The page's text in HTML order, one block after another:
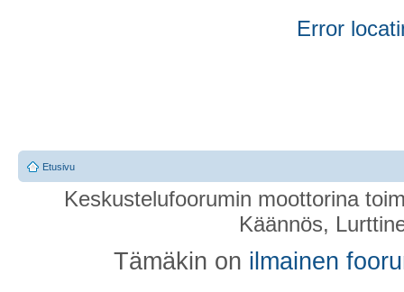
Error
Etusivu
Keskustelufoorumin moottorina
Käännös,
Tämäkin on ilmainen